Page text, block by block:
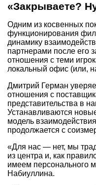
«Закрываете?
Одним из косвенных
функционирования
динамику
партнерами после его
отношения с теми
локальный офис (или,
Дмитрий Герман
отношения с
представительства в
Устанавливаются
модель
продолжается с
«Для нас — нет, мы
из центра и, как
имеем персонального
Набиуллина.